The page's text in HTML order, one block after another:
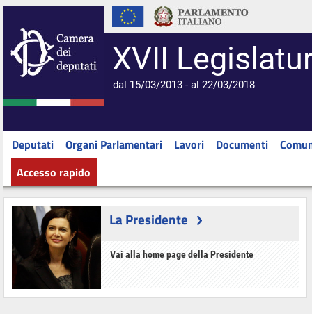
XVII
dal 15/03/2013 - al 22/03/2018
Deputati Organi Parlamentari Lavori Documenti
Accesso rapido
La Presidente
Vai alla home page della Presidente